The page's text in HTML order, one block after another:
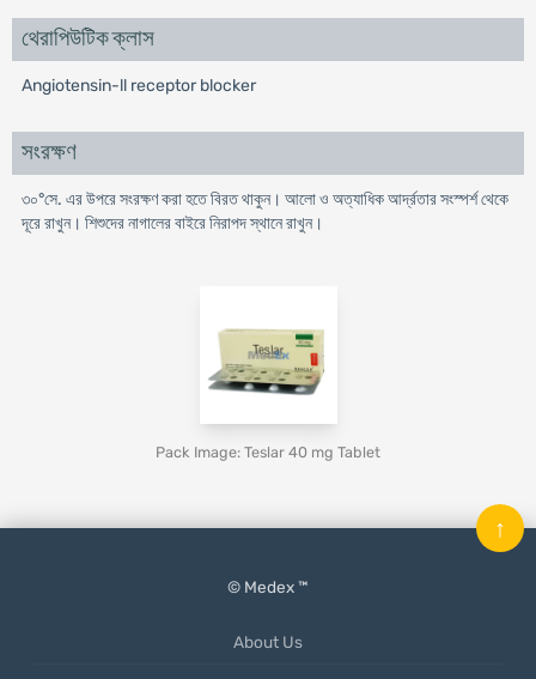
থেরাপিউটিক ক্লাস
Angiotensin-ll receptor blocker
সংরক্ষণ
৩০°সে. এর উপরে সংরক্ষণ করা হতে বিরত থাকুন। আলো ও অত্যাধিক আর্দ্রতার সংস্পর্শ থেকে
দূরে রাখুন। শিশুদের নাগালের বাইরে নিরাপদ স্থানে রাখুন।
Pack Image: Teslar 40 mg Tablet
© Medex ™
About Us
↑